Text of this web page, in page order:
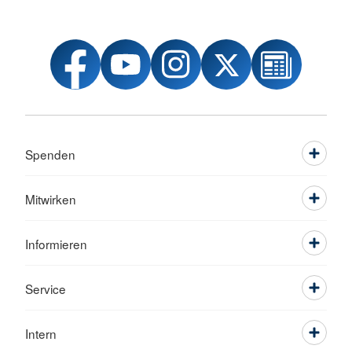
Spenden
Mitwirken
Informieren
Service
Intern